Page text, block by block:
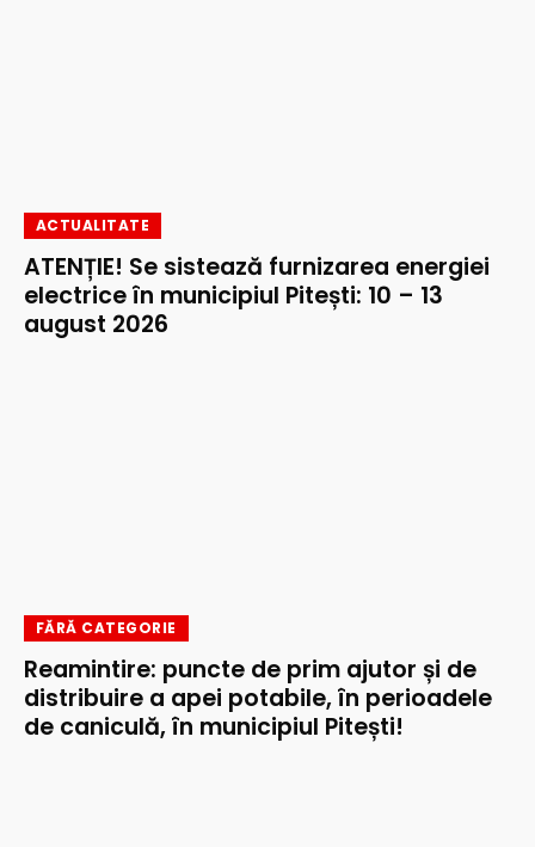
ACTUALITATE
ATENȚIE! Se sistează furnizarea energiei
electrice în municipiul Pitești: 10 – 13
august 2026
FĂRĂ CATEGORIE
Reamintire: puncte de prim ajutor și de
distribuire a apei potabile, în perioadele
de caniculă, în municipiul Pitești!